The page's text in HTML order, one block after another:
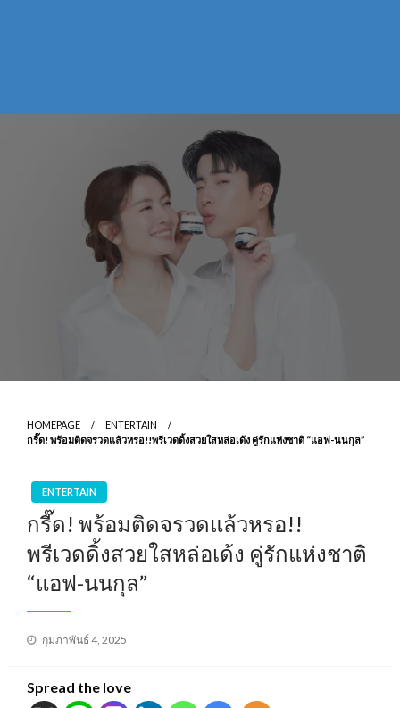
HOMEPAGE
ENTERTAIN
กรี๊ด! พร้อมติดจรวดแล้วหรอ!!พรีเวดดิ้งสวยใสหล่อเด้ง คู่รักแห่งชาติ “แอฟ-นนกุล”
ENTERTAIN
กรี๊ด! พร้อมติดจรวดแล้วหรอ!!
พรีเวดดิ้งสวยใสหล่อเด้ง คู่รักแห่งชาติ
“แอฟ-นนกุล”
Posted
กุมภาพันธ์ 4, 2025
Spread the love